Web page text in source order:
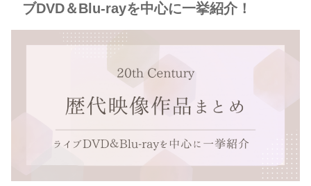
ブDVD＆Blu-rayを中心に一挙紹介！